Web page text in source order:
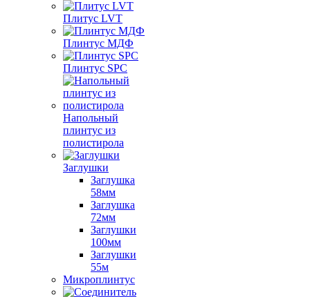
Плитус LVT
Плинтус МДФ
Плинтус SPC
Напольный
плинтус из
полистирола
Заглушки
Заглушка
58мм
Заглушка
72мм
Заглушки
100мм
Заглушки
55м
Микроплинтус